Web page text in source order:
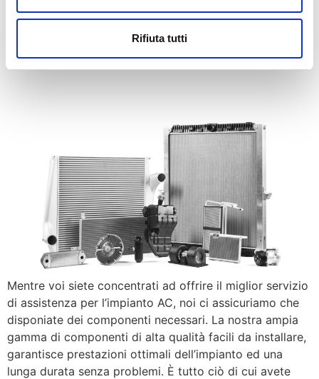
Rifiuta tutti
bisogno per la stagione
climatizzazione 2021
Mentre voi siete concentrati ad offrire il miglior servizio
di assistenza per l’impianto AC, noi ci assicuriamo che
disponiate dei componenti necessari. La nostra ampia
gamma di componenti di alta qualità facili da installare,
garantisce prestazioni ottimali dell’impianto ed una
lunga durata senza problemi. È tutto ciò di cui avete